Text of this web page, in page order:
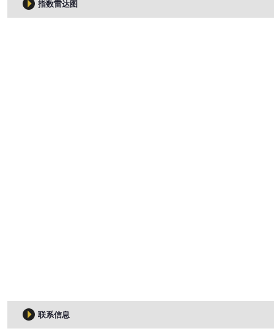
指数雷达图
联系信息